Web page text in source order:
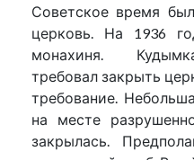
Советское время
церковь. На 1936
монахиня.
требовал закрыть
требование.
на месте
закрылась.